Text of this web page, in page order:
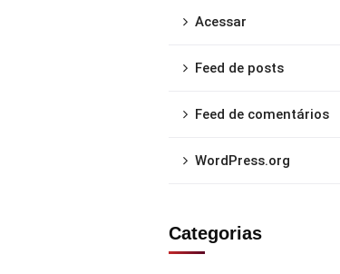
Acessar
Feed de posts
Feed de comentários
WordPress.org
Categorias